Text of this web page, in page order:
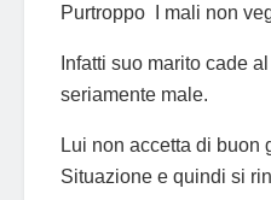
Purtroppo I mali non
Infatti suo marito cade
seriamente male.
Lui non accetta di buon
Situazione e quindi si